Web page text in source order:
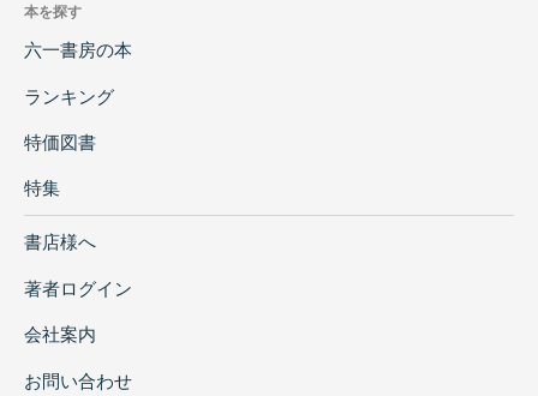
石器脳を探る
第8章 実験考古学のこれから
実験考古学を解体する
ふたたび実験考古学とは?
体験考古学を見直そう
石器ルネサンス
人工素材で石器もどきを作るには?
求められる実験フィールド
石器づくりのモラル
本を探す
六一書房の本
ランキング
特価図書
特集
書店様へ
著者ログイン
会社案内
お問い合わせ